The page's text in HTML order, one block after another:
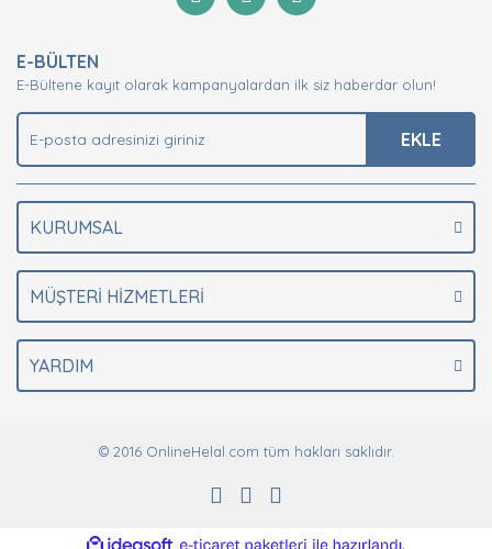
Yorum Yaz
Ürün açıklamasında eksik bilgiler bulunuyor.
Ürün bilgilerinde hatalar bulunuyor.
E-BÜLTEN
E-Bültene kayıt olarak kampanyalardan ilk siz haberdar olun!
EKLE
KURUMSAL
MÜŞTERİ HİZMETLERİ
YARDIM
© 2016 OnlineHelal.com tüm hakları saklıdır.
ideasoft e-